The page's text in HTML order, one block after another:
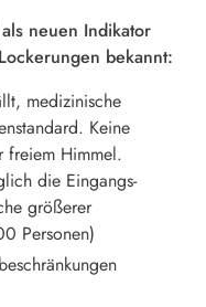
neuen Indikator
bekannt:
medizinische
Keine
freiem Himmel.
die Eingangs-
größerer
Personen)